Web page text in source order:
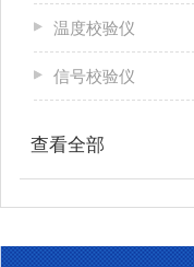
温度校验仪
信号校验仪
查看全部